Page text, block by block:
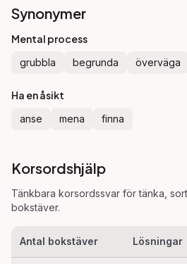
Synonymer
Mental process
grubbla begrunda överväga
Ha en åsikt
anse mena finna
Korsordshjälp
Tänkbara korsordssvar förtänka ,
bokstäver.
Antal bokstäver Lösningar